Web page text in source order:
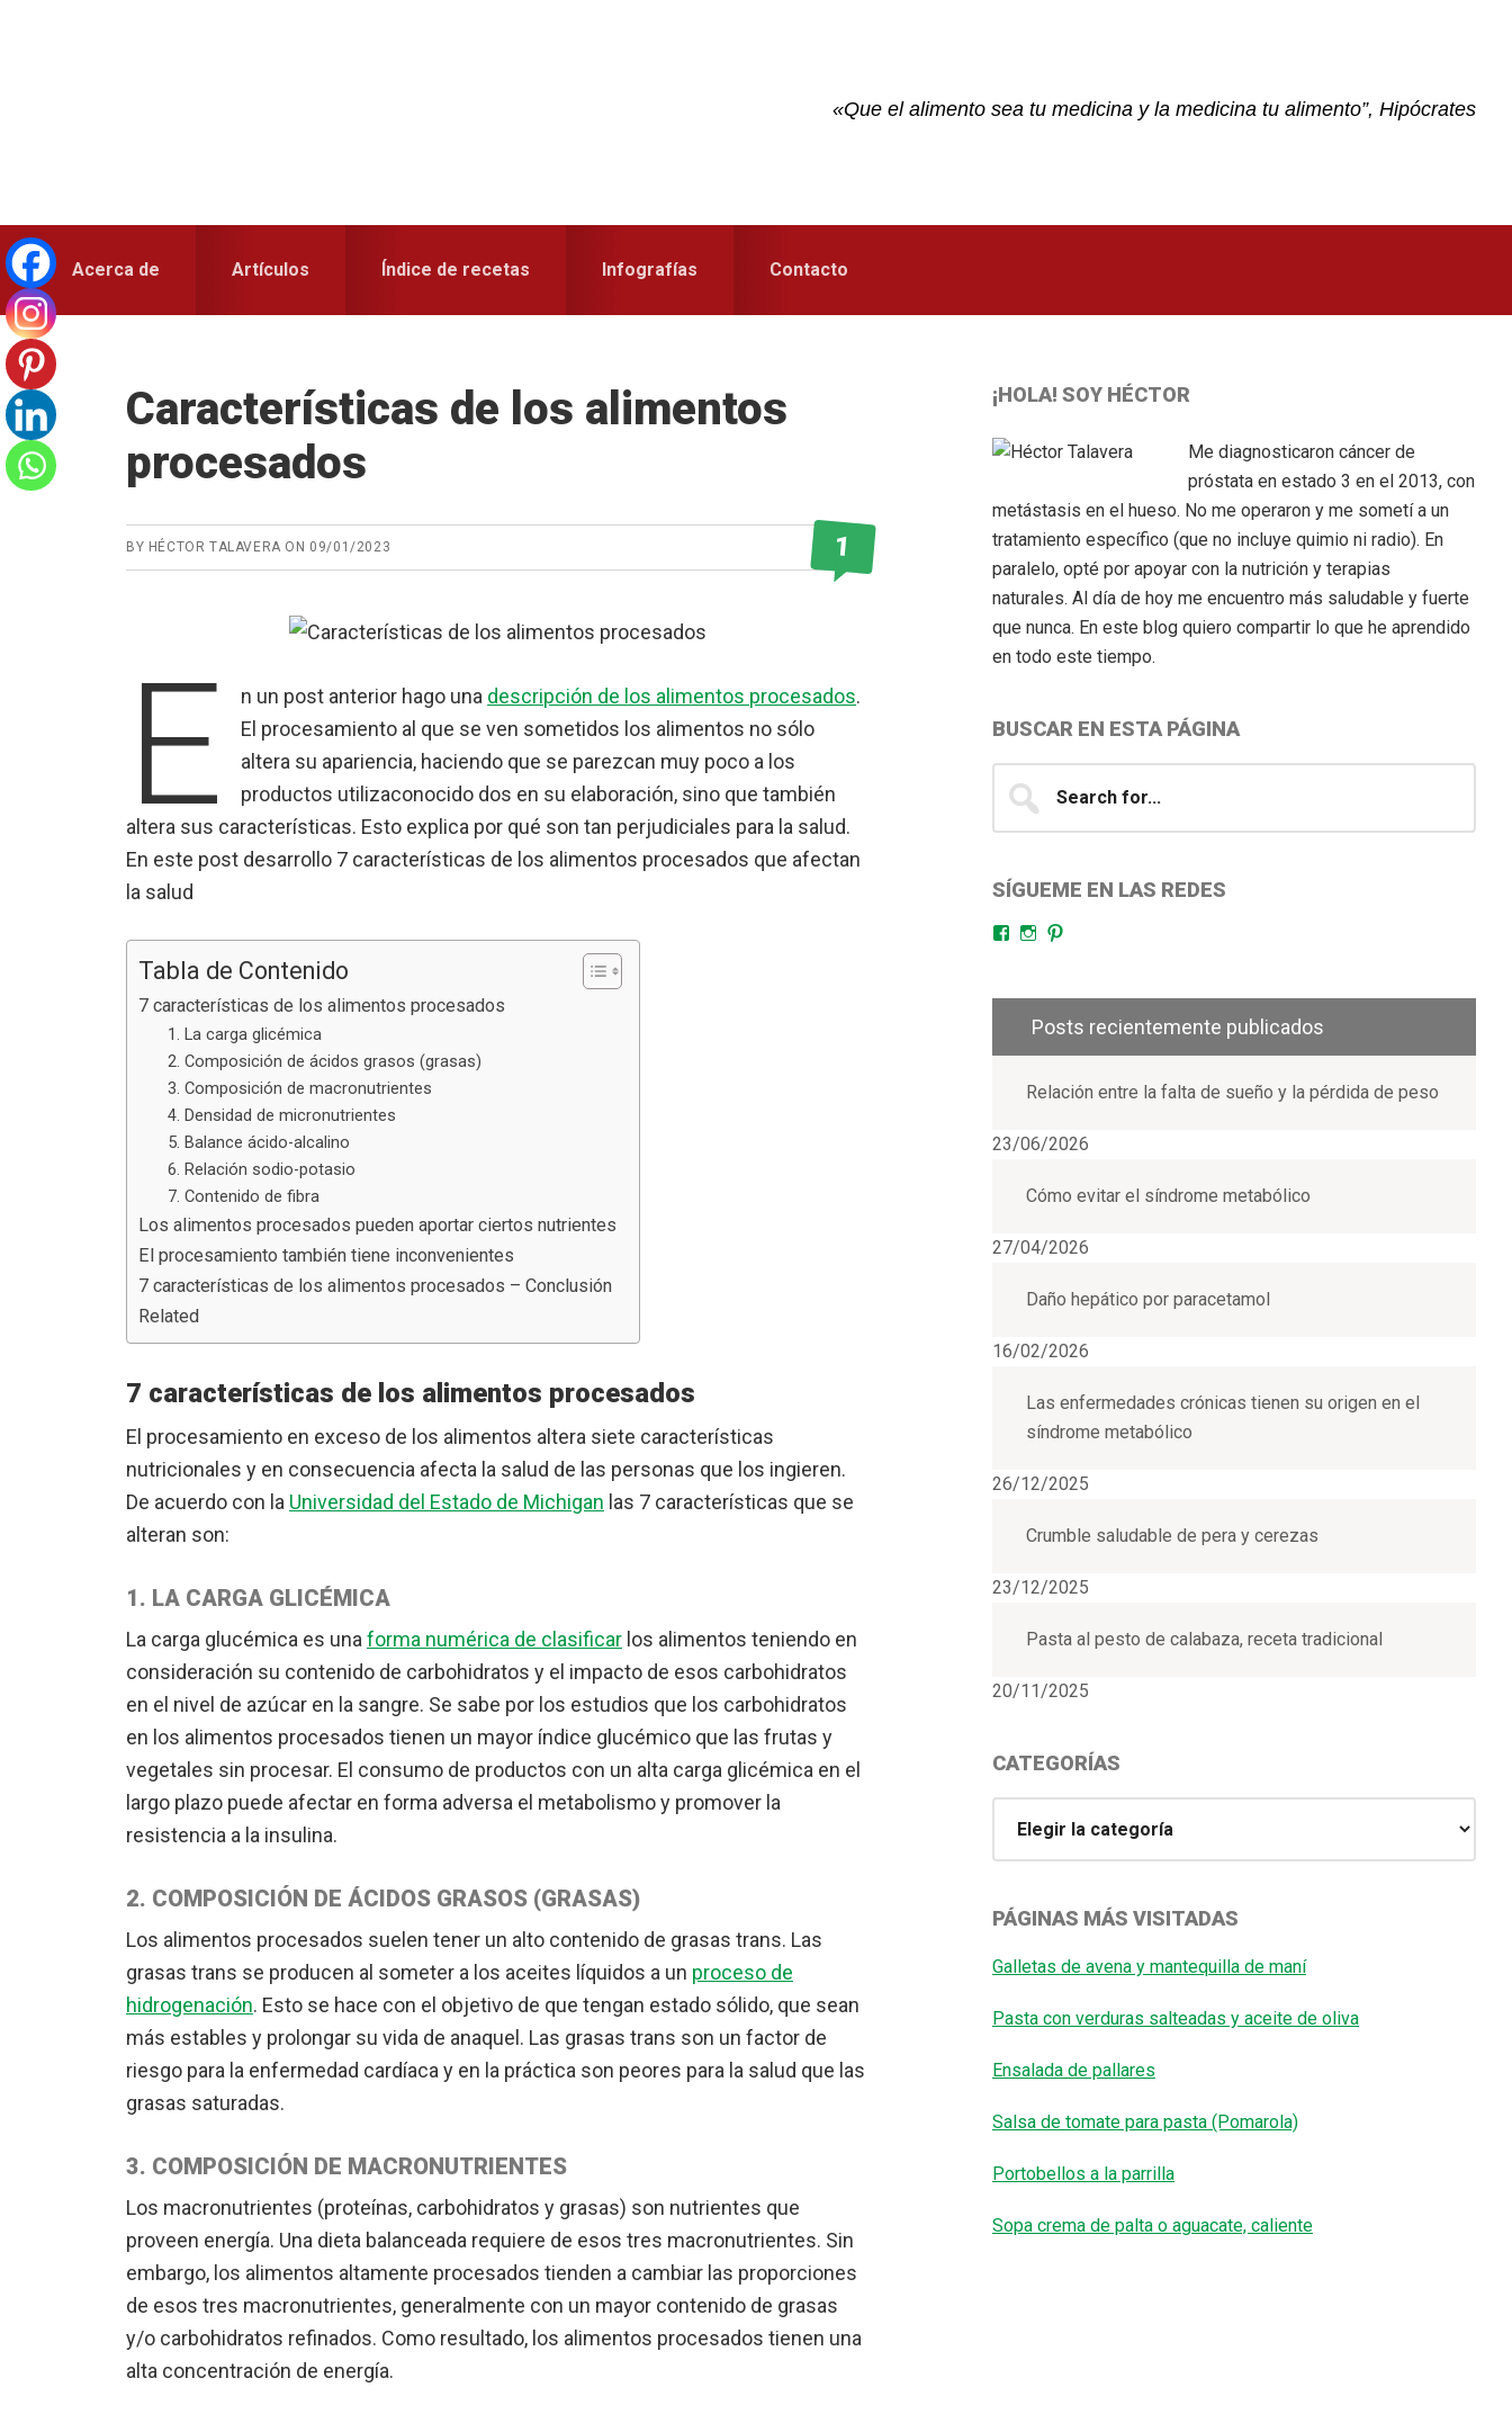
«Que el alimento sea tu medicina y la medicina tu alimento”, Hipócrates
Acerca de Artículos Índice de recetas Infografías Contacto
Características de los alimentos
procesados
BY HÉCTOR TALAVERA ON 09/01/2023 1
E n un post anterior hago una descripción de los alimentos procesados.
El procesamiento al que se ven sometidos los alimentos no sólo
altera su apariencia, haciendo que se parezcan muy poco a los
productos utilizaconocido dos en su elaboración, sino que también
altera sus características. Esto explica por qué son tan perjudiciales para la salud.
En este post desarrollo 7 características de los alimentos procesados que afectan
la salud
Tabla de Contenido
7 características de los alimentos procesados
1. La carga glicémica
2. Composición de ácidos grasos (grasas)
3. Composición de macronutrientes
4. Densidad de micronutrientes
5. Balance ácido-alcalino
6. Relación sodio-potasio
7. Contenido de fibra
Los alimentos procesados pueden aportar ciertos nutrientes
El procesamiento también tiene inconvenientes
7 características de los alimentos procesados – Conclusión
Related
7 características de los alimentos procesados
El procesamiento en exceso de los alimentos altera siete características
nutricionales y en consecuencia afecta la salud de las personas que los ingieren.
De acuerdo con la Universidad del Estado de Michigan las 7 características que se
alteran son:
1. LA CARGA GLICÉMICA
La carga glucémica es una forma numérica de clasificar los alimentos teniendo en
consideración su contenido de carbohidratos y el impacto de esos carbohidratos
en el nivel de azúcar en la sangre. Se sabe por los estudios que los carbohidratos
en los alimentos procesados tienen un mayor índice glucémico que las frutas y
vegetales sin procesar. El consumo de productos con un alta carga glicémica en el
largo plazo puede afectar en forma adversa el metabolismo y promover la
resistencia a la insulina.
2. COMPOSICIÓN DE ÁCIDOS GRASOS (GRASAS)
Los alimentos procesados suelen tener un alto contenido de grasas trans. Las
grasas trans se producen al someter a los aceites líquidos a un proceso de
hidrogenación. Esto se hace con el objetivo de que tengan estado sólido, que sean
más estables y prolongar su vida de anaquel. Las grasas trans son un factor de
riesgo para la enfermedad cardíaca y en la práctica son peores para la salud que las
grasas saturadas.
3. COMPOSICIÓN DE MACRONUTRIENTES
Los macronutrientes (proteínas, carbohidratos y grasas) son nutrientes que
proveen energía. Una dieta balanceada requiere de esos tres macronutrientes. Sin
embargo, los alimentos altamente procesados tienden a cambiar las proporciones
de esos tres macronutrientes, generalmente con un mayor contenido de grasas
y/o carbohidratos refinados. Como resultado, los alimentos procesados tienen una
alta concentración de energía.
Primary
Sidebar
¡HOLA! SOY HÉCTOR
Me diagnosticaron cáncer de
próstata en estado 3 en el 2013, con
metástasis en el hueso. No me operaron y me sometí a un
tratamiento específico (que no incluye quimio ni radio). En
paralelo, opté por apoyar con la nutrición y terapias
naturales. Al día de hoy me encuentro más saludable y fuerte
que nunca. En este blog quiero compartir lo que he aprendido
en todo este tiempo.
BUSCAR EN ESTA PÁGINA
for...
SÍGUEME EN LAS REDES
FacebookInstagram
Posts recientemente publicados
Relación entre la falta de sueño y la pérdida de peso
23/06/2026
Cómo evitar el síndrome metabólico
27/04/2026
Daño hepático por paracetamol
16/02/2026
Las enfermedades crónicas tienen su origen en el
síndrome metabólico
26/12/2025
Crumble saludable de pera y cerezas
23/12/2025
Pasta al pesto de calabaza, receta tradicional
20/11/2025
CATEGORÍAS
PÁGINAS MÁS VISITADAS
Galletas de avena y mantequilla de maní
Pasta con verduras salteadas y aceite de oliva
Ensalada de pallares
Salsa de tomate para pasta (Pomarola)
Portobellos a la parrilla
Sopa crema de palta o aguacate, caliente